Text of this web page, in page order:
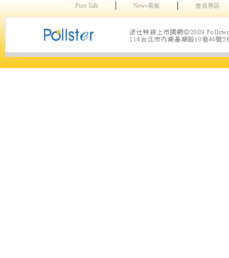
Pure Talk News看板 會員專區